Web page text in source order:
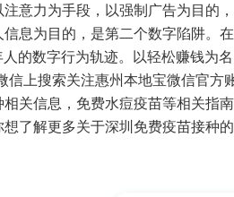
意力为手段，以强制广告为目的
息为目的，是第二个数字陷阱。
的数字行为轨迹。以轻松赚钱为
信上搜索关注惠州本地宝微信官
关信息，免费水痘疫苗等相关指
了解更多关于深圳免费疫苗接种